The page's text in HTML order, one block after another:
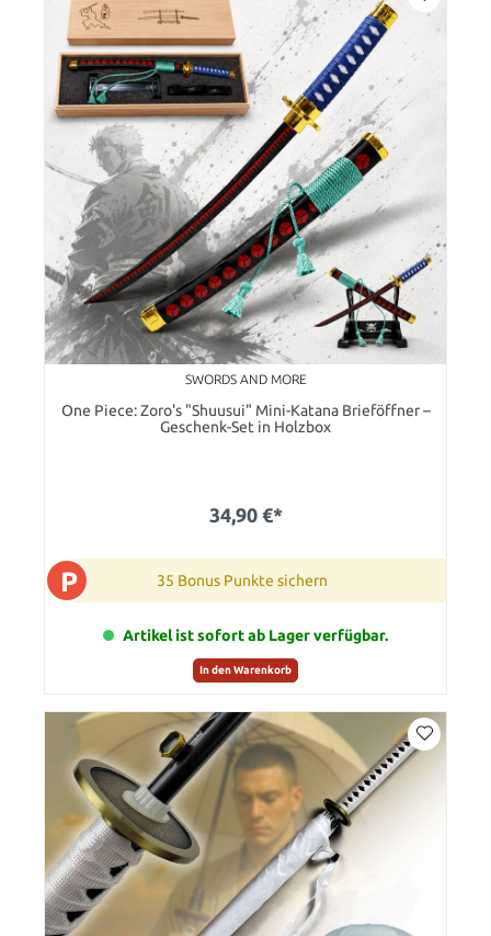
SWORDS AND MORE
One Piece: Zoro's "Shuusui" Mini-Katana Brieföffner –
Geschenk-Set in Holzbox
34,90 €*
P 35 Bonus Punkte sichern
Artikel ist sofort ab Lager verfügbar.
In den Warenkorb